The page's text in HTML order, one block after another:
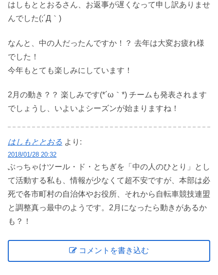
はしもととおるさん、お返事が遅くなって申し訳ありませ
んでした(;´Д｀)
なんと、中の人だったんですか！？ 去年は大変お疲れ様
でした！
今年もとても楽しみにしています！
2月の動き？？ 楽しみです(*´ω｀*) チームも発表されます
でしょうし、いよいよシーズンが始まりますね！
はしもととおる より:
2018/01/28 20:32
ぶっちゃけツール・ド・とちぎを「中の人のひとり」とし
て活動する私も、情報が少なくて超不安ですが、本部は必
死で各市町村の自治体やお役所、それから自転車競技連盟
と調整真っ最中のようです。2月になったら動きがあるか
も？！
コメントを書き込む